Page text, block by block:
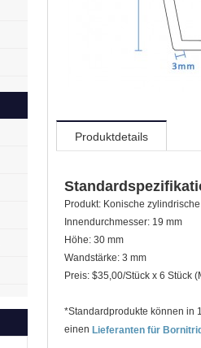
Produktdetails
Produkt: Konische
Innendurchmesser: 19 mm
Höhe: 30 mm
Wandstärke: 3 mm
Preis: $35,00/Stück x 6 Stück
*Standardprodukte können in
einen Lieferanten für